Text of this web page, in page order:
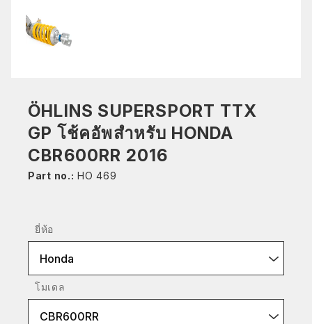
ÖHLINS SUPERSPORT TTX
GP โช้คอัพสำหรับ HONDA
CBR600RR 2016
Part no.: HO 469
ยี่ห้อ
Honda
โมเดล
CBR600RR